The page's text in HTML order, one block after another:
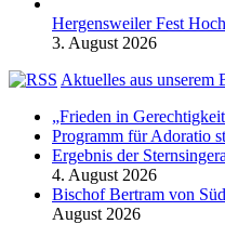
Hergensweiler Fest
3. August 2026
Aktuelles aus unserem
„Frieden in
Programm für Adoratio
Ergebnis der
4. August 2026
Bischof Bertram von
August 2026